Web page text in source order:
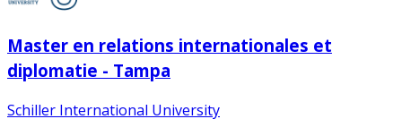
Master en relations internationales et
diplomatie - Tampa
Schiller International University